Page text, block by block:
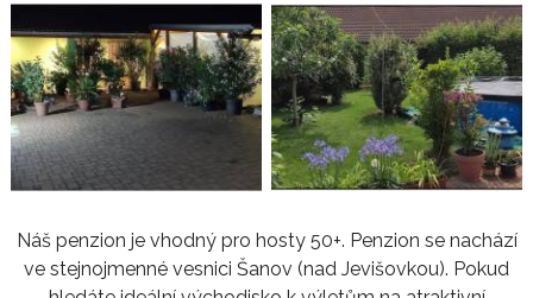
Náš penzion je vhodný pro hosty 50+. Penzion se nachází
ve stejnojmenné vesnici Šanov (nad Jevišovkou). Pokud